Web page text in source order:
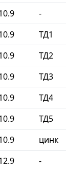
-
ТД1
ТД2
ТД3
ТД4
ТД5
цинк
-